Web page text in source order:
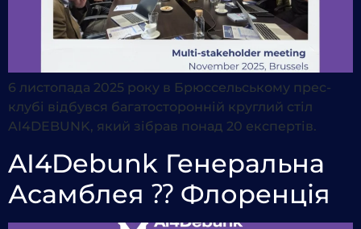
6 листопада 2025 року в Брюссельському прес-
клубі відбувся багатосторонній круглий стіл
AI4DEBUNK, який зібрав понад 20 експертів.
AI4Debunk Генеральна
Асамблея ⁇ Флоренція